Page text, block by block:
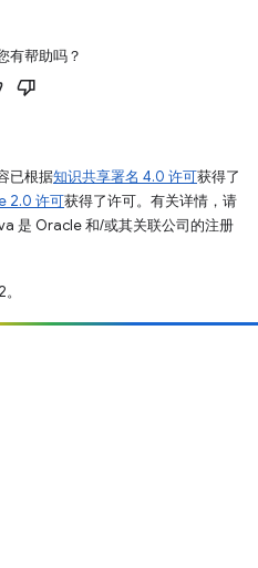
有帮助吗？
已根据知识共享署名 4.0 许可获得了
2.0 许可获得了许可。有关详情，请
是 Oracle 和/或其关联公司的注册